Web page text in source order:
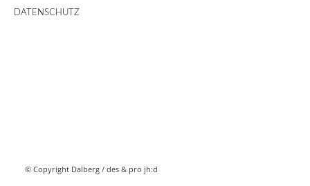
DATENSCHUTZ
© Copyright Dalberg / des & pro jh:d